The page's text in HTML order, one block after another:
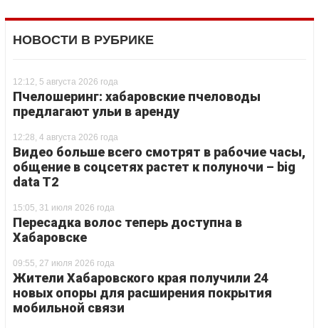
НОВОСТИ В РУБРИКЕ
12:12, 5 августа 2026 года
Пчелошеринг: хабаровские пчеловоды
предлагают ульи в аренду
12:28, 4 августа 2026 года
Видео больше всего смотрят в рабочие часы,
общение в соцсетях растет к полуночи – big
data T2
15:05, 31 июля 2026 года
Пересадка волос теперь доступна в
Хабаровске
09:55, 27 июля 2026 года
Жители Хабаровского края получили 24
новых опоры для расширения покрытия
мобильной связи